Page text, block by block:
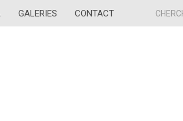
GALERIES CONTACT